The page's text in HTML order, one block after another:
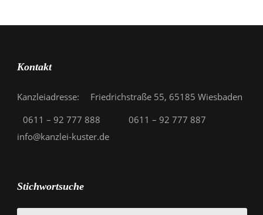
Kontakt
Kanzleiadresse: Friedrichstraße 55, 65185 Wiesbaden
0611 – 92 777 888
0611 – 92 777 887
info@kanzlei-kuster.de
Stichwortsuche